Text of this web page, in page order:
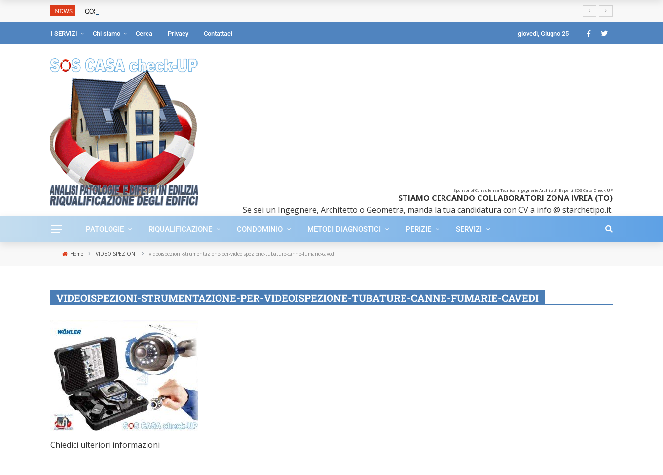
NEWS COSTO TERMOGRAFIA: prezzo perizia termografica?
I SERVIZI Chi siamo Cerca Privacy Contattaci giovedì, Giugno 25
Sponsor of Consulenza Tecnica Ingegnerie Architetti Esperti SOS Casa Check UP
STIAMO CERCANDO COLLABORATORI ZONA IVREA (TO)
Se sei un Ingegnere, Architetto o Geometra, manda la tua candidatura con CV a info @ starchetipo.it.
PATOLOGIE RIQUALIFICAZIONE CONDOMINIO METODI DIAGNOSTICI PERIZIE SERVIZI
Home › VIDEOISPEZIONI › videoispezioni-strumentazione-per-videoispezione-tubature-canne-fumarie-cavedi
VIDEOISPEZIONI-STRUMENTAZIONE-PER-VIDEOISPEZIONE-TUBATURE-CANNE-FUMARIE-CAVEDI
Chiedici ulteriori informazioni